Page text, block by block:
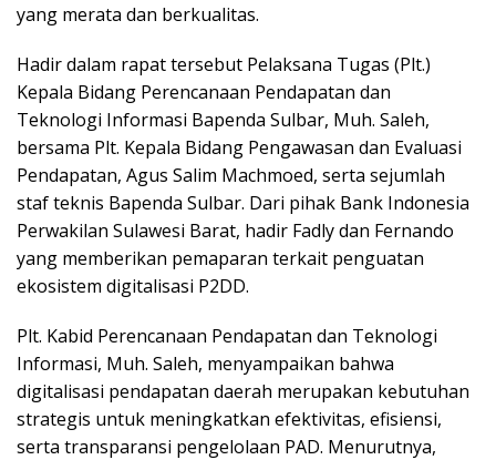
yang merata dan berkualitas.
Hadir dalam rapat tersebut Pelaksana Tugas (Plt.)
Kepala Bidang Perencanaan Pendapatan dan
Teknologi Informasi Bapenda Sulbar, Muh. Saleh,
bersama Plt. Kepala Bidang Pengawasan dan Evaluasi
Pendapatan, Agus Salim Machmoed, serta sejumlah
staf teknis Bapenda Sulbar. Dari pihak Bank Indonesia
Perwakilan Sulawesi Barat, hadir Fadly dan Fernando
yang memberikan pemaparan terkait penguatan
ekosistem digitalisasi P2DD.
Plt. Kabid Perencanaan Pendapatan dan Teknologi
Informasi, Muh. Saleh, menyampaikan bahwa
digitalisasi pendapatan daerah merupakan kebutuhan
strategis untuk meningkatkan efektivitas, efisiensi,
serta transparansi pengelolaan PAD. Menurutnya,